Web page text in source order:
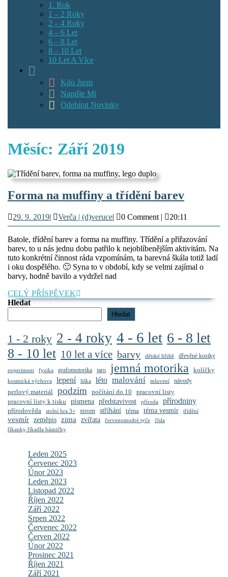
1. Rok
1 – 2 Roky
2 – 4 Roky
4 – 6 Let
6 – 8 Let
8 – 10 Let
10 Let A Více
Kdo Jsem
Napište Mi
Odebírat Novinky
Měsíc: Září 2019
Forma na muffiny a třídění barevForma
muffiny
a
třídění
barev
29. 9. 201929.
9.
2019
| Verča | (d)veruceVerča
|
(d)veruce
| 0 Comment | 20:11
Batole, třídění barev a forma na muffiny. Třídění a přiřazování
barev, to u nás jednu dobu patřilo k nejoblíbenějším aktivitám. Na
tuto konkrétní činnost ráda vzpomínám, ta barevná škála totiž ladí
i oku dospělého. 🙂 Syna to v období, kdy se velmi zajímal o
barvy, hodně bavilo a vydržel nad
CELÝ PŘÍSPĚVEK
PŘÍSPĚVEK
Hledat
Hledat
1 - 2 roky 2 - 4 roky 4 - 6 let 6 - 8 let
8 - 10 let 10 let a více barvy dětské hřiště dřevěné kostky
experiment fyzika grafomotorika jaro jemná motorika kolíčky
kosmická výchova lepení liška léto malování mluvení návody
perlový materiál podzim počítání do 10
pracovní listy
pracovní listy k tisku
písmena představivost příroda přírodniny
přírodověda stolní hra 3+ strom stříhání téma téma vesmír třídění
vesmír zeměpis zima zvířata červenomodré tyče
čísla
říkanky říkadla básničky
Leden 2025
Červenec 2023
Únor 2023
Leden 2023
Listopad 2022
Říjen 2022
Září 2022
Srpen 2022
Červenec 2022
Červen 2022
Únor 2022
Prosinec 2021
Říjen 2021
Září 2021